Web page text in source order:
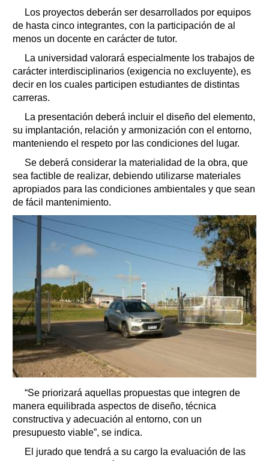
Los proyectos deberán ser desarrollados por equipos
de hasta cinco integrantes, con la participación de al
menos un docente en carácter de tutor.
La universidad valorará especialmente los trabajos de
carácter interdisciplinarios (exigencia no excluyente), es
decir en los cuales participen estudiantes de distintas
carreras.
La presentación deberá incluir el diseño del elemento,
su implantación, relación y armonización con el entorno,
manteniendo el respeto por las condiciones del lugar.
Se deberá considerar la materialidad de la obra, que
sea factible de realizar, debiendo utilizarse materiales
apropiados para las condiciones ambientales y que sean
de fácil mantenimiento.
“Se priorizará aquellas propuestas que integren de
manera equilibrada aspectos de diseño, técnica
constructiva y adecuación al entorno, con un
presupuesto viable”, se indica.
El jurado que tendrá a su cargo la evaluación de las